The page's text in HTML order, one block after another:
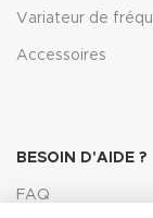
Variateur de
Accessoires
BESOIN D'AIDE ?
FAQ